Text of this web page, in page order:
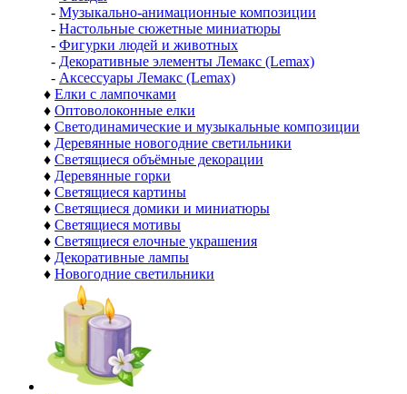
- Музыкально-анимационные композиции
- Настольные сюжетные миниатюры
- Фигурки людей и животных
- Декоративные элементы Лемакс (Lemax)
- Аксессуары Лемакс (Lemax)
♦ Елки с лампочками
♦ Оптоволоконные елки
♦ Светодинамические и музыкальные композиции
♦ Деревянные новогодние светильники
♦ Светящиеся объёмные декорации
♦ Деревянные горки
♦ Светящиеся картины
♦ Светящиеся домики и миниатюры
♦ Светящиеся мотивы
♦ Светящиеся елочные украшения
♦ Декоративные лампы
♦ Новогодние светильники